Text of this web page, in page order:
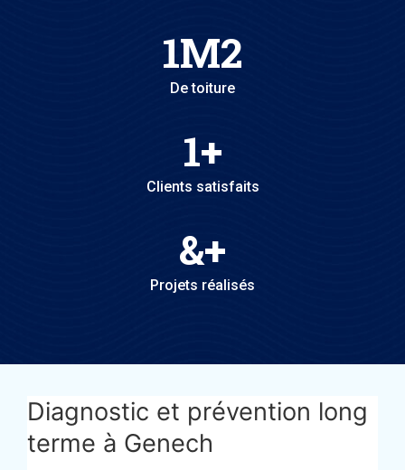
1M2
De toiture
1+
Clients satisfaits
&+
Projets réalisés
Diagnostic et prévention long
terme à Genech